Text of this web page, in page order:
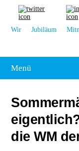
Wir Jubiläum
Menü
Leipzig
Kolumne
die WM